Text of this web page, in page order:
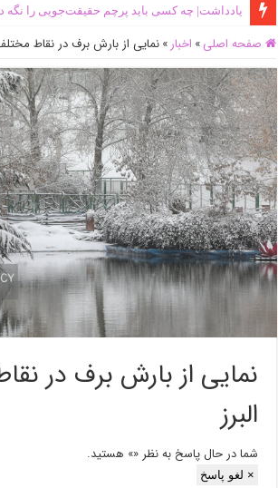
یادداشت| ‌چه کسی باید پرچم حقیقت‌جویی را نگه
صفحه اصلی » اخبار » نمایی از بارش برف در نقاط مختلف
نمایی از بارش برف در
البرز
شما در حال پاسخ به نظر «» هستید.
× لغو پاسخ